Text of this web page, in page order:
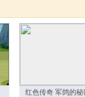
红色传奇 军鸽的秘